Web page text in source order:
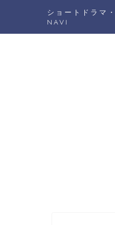
ショートドラマ
NAVI